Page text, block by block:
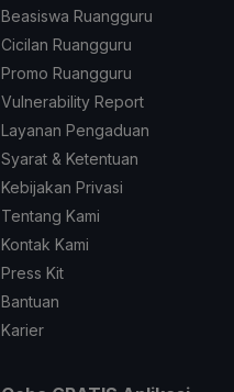
Beasiswa Ruangguru
Cicilan Ruangguru
Promo Ruangguru
Vulnerability Report
Layanan Pengaduan
Syarat & Ketentuan
Kebijakan Privasi
Tentang Kami
Kontak Kami
Press Kit
Bantuan
Karier